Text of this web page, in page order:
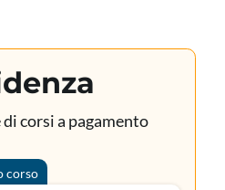
corsi a pagamento
corso